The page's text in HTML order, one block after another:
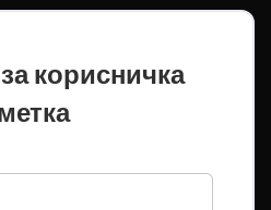
корисничка